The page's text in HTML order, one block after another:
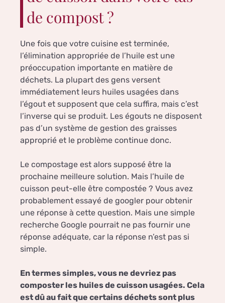
de compost ?
Une fois que votre cuisine est terminée,
l’élimination appropriée de l’huile est une
préoccupation importante en matière de
déchets. La plupart des gens versent
immédiatement leurs huiles usagées dans
l’égout et supposent que cela suffira, mais c’est
l’inverse qui se produit. Les égouts ne disposent
pas d’un système de gestion des graisses
approprié et le problème continue donc.
Le compostage est alors supposé être la
prochaine meilleure solution. Mais l’huile de
cuisson peut-elle être compostée ? Vous avez
probablement essayé de googler pour obtenir
une réponse à cette question. Mais une simple
recherche Google pourrait ne pas fournir une
réponse adéquate, car la réponse n’est pas si
simple.
En termes simples, vous ne devriez pas
composter les huiles de cuisson usagées. Cela
est dû au fait que certains déchets sont plus